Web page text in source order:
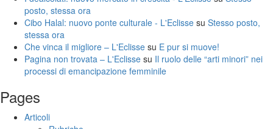
posto, stessa ora
Cibo Halal: nuovo ponte culturale - L'Eclisse su Stesso posto,
stessa ora
Che vinca il migliore – L'Eclisse su E pur si muove!
Pagina non trovata – L'Eclisse su Il ruolo delle “arti minori” nei
processi di emancipazione femminile
Pages
Articoli